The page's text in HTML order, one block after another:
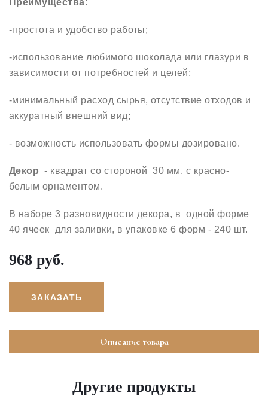
Преимущества:
-простота и удобство работы;
-использование любимого шоколада или глазури в
зависимости от потребностей и целей;
-минимальный расход сырья, отсутствие отходов и
аккуратный внешний вид;
- возможность использовать формы дозировано.
Декор - квадрат со стороной 30 мм. с красно-
белым орнаментом.
В наборе 3 разновидности декора, в одной форме
40 ячеек для заливки, в упаковке 6 форм - 240 шт.
968 руб.
ЗАКАЗАТЬ
Описание товара
Другие продукты